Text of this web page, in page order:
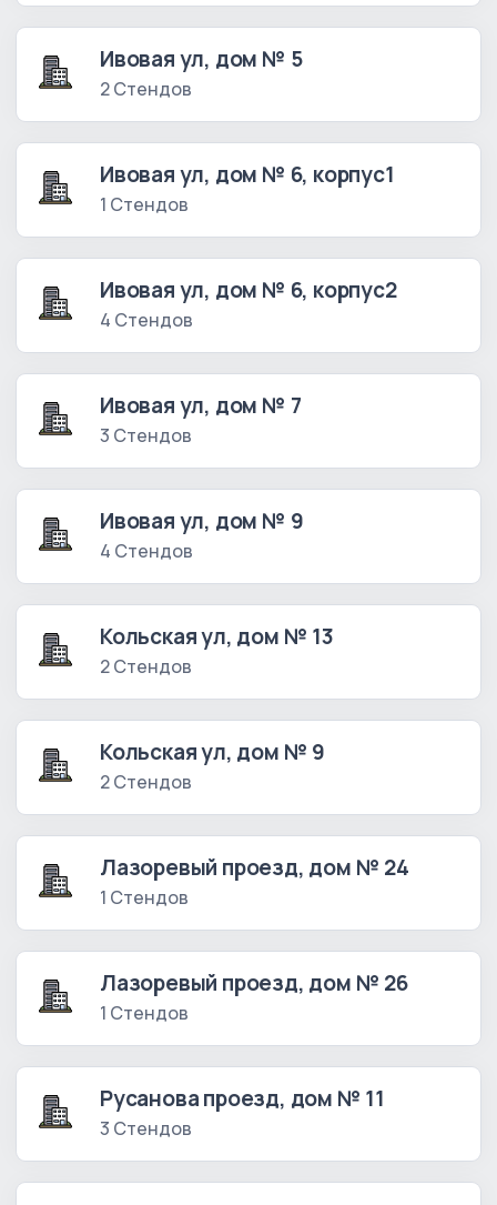
Ивовая ул, дом № 5
2 Стендов
Ивовая ул, дом № 6, корпус1
1 Стендов
Ивовая ул, дом № 6, корпус2
4 Стендов
Ивовая ул, дом № 7
3 Стендов
Ивовая ул, дом № 9
4 Стендов
Кольская ул, дом № 13
2 Стендов
Кольская ул, дом № 9
2 Стендов
Лазоревый проезд, дом № 24
1 Стендов
Лазоревый проезд, дом № 26
1 Стендов
Русанова проезд, дом № 11
3 Стендов